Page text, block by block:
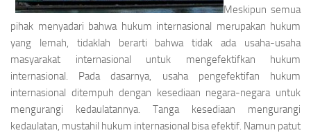
Meskipun semua
pihak menyadari bahwa hukum internasional merupakan hukum
yang lemah, tidaklah berarti bahwa tidak ada usaha-usaha
masyarakat inter­nasional untuk mengefektifkan hukum
internasional. Pada dasarnya, usaha pengefektifan hukum
internasional ditempuh dengan kesediaan negara-negara untuk
meng­urangi kedaulatannya. Tanga kesediaan mengurangi
kedaulatan, mustahil hukum internasional bisa efektif. Namun patut